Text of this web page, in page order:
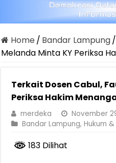
Home / Bandar Lampung/
Melanda Minta KY Periksa
Terkait Dosen Cabul,
Periksa Hakim
merdeka
November
Bandar Lampung,Hukum
183 Dilihat